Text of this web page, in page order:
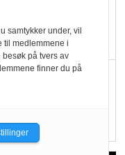
sliter
i nok melk
samtykker under, vil
til medlemmene i
på tvers av
finner du på